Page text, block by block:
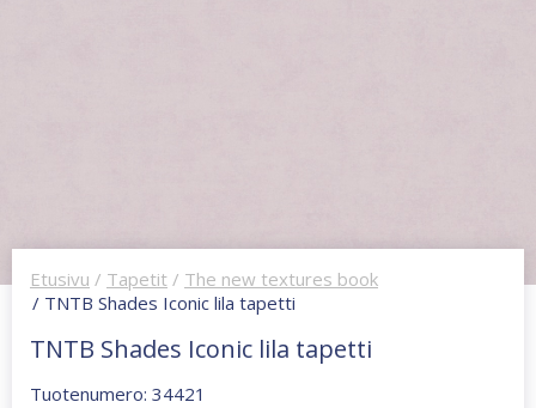
Etusivu / Tapetit / The new textures book
/ TNTB Shades Iconic lila tapetti
TNTB Shades Iconic lila tapetti
Tuotenumero: 34421